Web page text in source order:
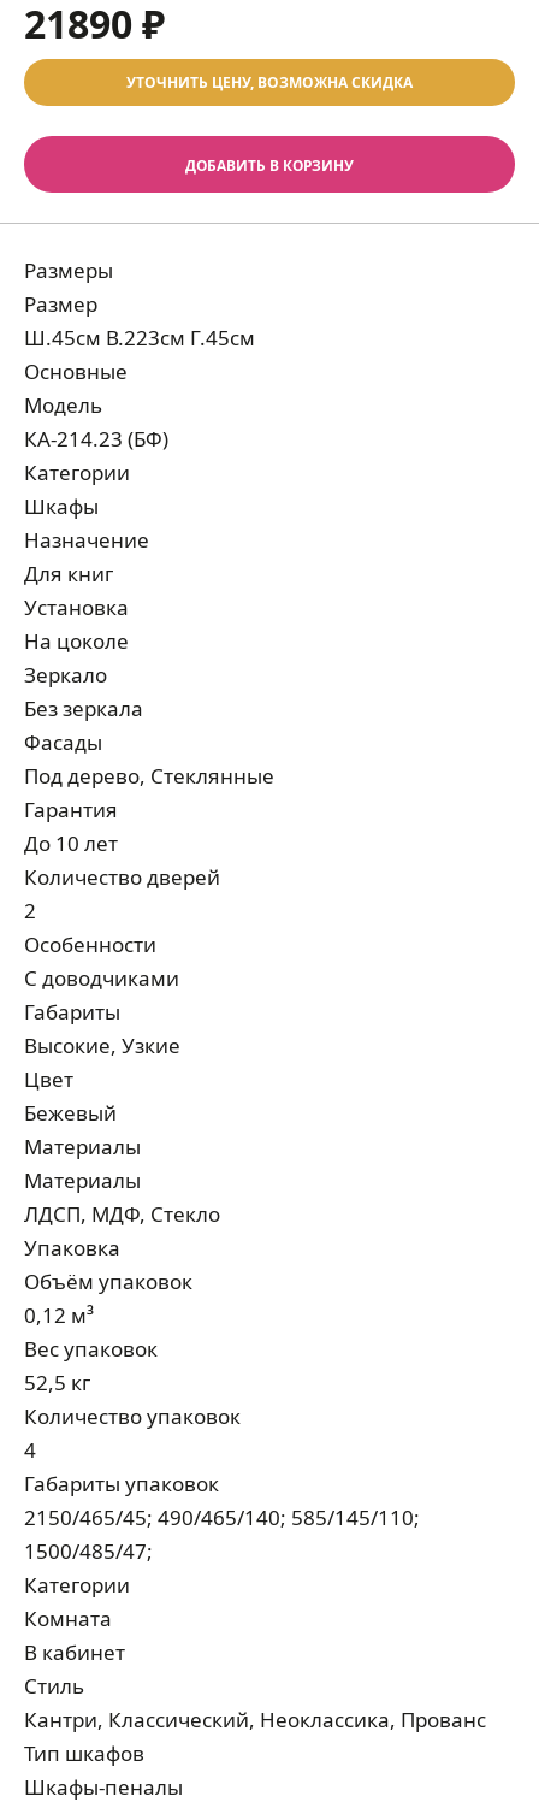
21890 ₽
УТОЧНИТЬ ЦЕНУ, ВОЗМОЖНА СКИДКА
ДОБАВИТЬ В КОРЗИНУ
Размеры
Размер
Ш.45см В.223см Г.45см
Основные
Модель
КА-214.23 (БФ)
Категории
Шкафы
Назначение
Для книг
Установка
На цоколе
Зеркало
Без зеркала
Фасады
Под дерево, Стеклянные
Гарантия
До 10 лет
Количество дверей
2
Особенности
С доводчиками
Габариты
Высокие, Узкие
Цвет
Бежевый
Материалы
Материалы
ЛДСП, МДФ, Стекло
Упаковка
Объём упаковок
0,12 м³
Вес упаковок
52,5 кг
Количество упаковок
4
Габариты упаковок
2150/465/45; 490/465/140; 585/145/110;
1500/485/47;
Категории
Комната
В кабинет
Стиль
Кантри, Классический, Неоклассика, Прованс
Тип шкафов
Шкафы-пеналы